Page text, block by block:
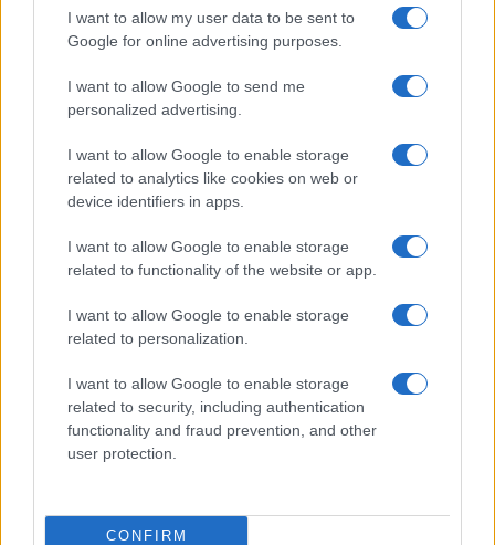
I want to allow my user data to be sent to
Google for online advertising purposes.
I want to allow Google to send me
personalized advertising.
I want to allow Google to enable storage
related to analytics like cookies on web or
device identifiers in apps.
I want to allow Google to enable storage
related to functionality of the website or app.
I want to allow Google to enable storage
related to personalization.
I want to allow Google to enable storage
related to security, including authentication
functionality and fraud prevention, and other
user protection.
CONFIRM
Incidente sulla provinciale 125, paura tra Olbia e
Arzachena
Incidente sulla strada provinciale ad Arzachena,
un ferito
Sangue, musica e solidarietà con Avis Olbia al
Delta Center
Meteo Olbia 9 agosto, temperature in calo
Salmo finisce in ospedale a Catania, ma il tour
va avanti: “Sicilia, ci sono”